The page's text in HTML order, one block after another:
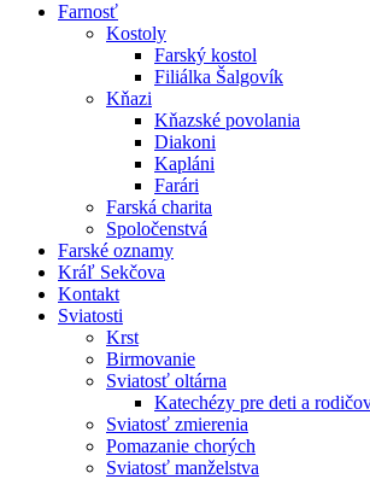
Farnosť
Kostoly
Farský kostol
Filiálka Šalgovík
Kňazi
Kňazské povolania
Diakoni
Kapláni
Farári
Farská charita
Spoločenstvá
Farské oznamy
Kráľ Sekčova
Kontakt
Sviatosti
Krst
Birmovanie
Sviatosť oltárna
Katechézy pre deti a
Sviatosť zmierenia
Pomazanie chorých
Sviatosť manželstva